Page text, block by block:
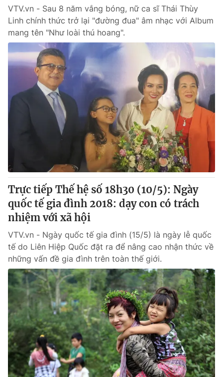
VTV.vn - Sau 8 năm vắng bóng, nữ ca sĩ Thái Thùy
Linh chính thức trở lại "đường đua" âm nhạc với Album
mang tên "Như loài thú hoang".
Trực tiếp Thế hệ số 18h30 (10/5): Ngày
quốc tế gia đình 2018: dạy con có trách
nhiệm với xã hội
VTV.vn - Ngày quốc tế gia đình (15/5) là ngày lễ quốc
tế do Liên Hiệp Quốc đặt ra để nâng cao nhận thức về
những vấn đề gia đình trên toàn thế giới.